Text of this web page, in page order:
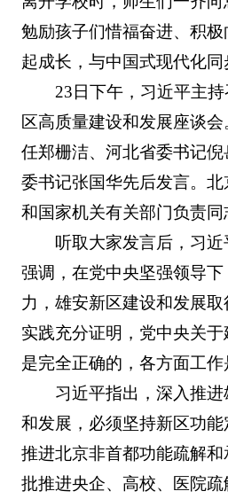
勉励孩子们惜福奋进、积
起成长，与中国式现代化同
23日下午，习近平主
区高质量建设和发展座谈
任郑栅洁、河北省委书记
委书记张国华先后发言。
和国家机关有关部门负责同
听取大家发言后，习
强调，在党中央坚强领导
力，雄安新区建设和发展取
实践充分证明，党中央关
是完全正确的，各方面工作
习近平指出，深入推
和发展，必须坚持新区功
推进北京非首都功能疏解
批推进央企、高校、医院